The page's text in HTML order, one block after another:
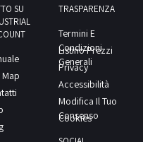
SU
Map
TRASPARENZA
Termini E
Condizioni
Generali
Listino Prezzi
Privacy
Accessibilità
Modifica Il Tuo
Consenso
Cookies